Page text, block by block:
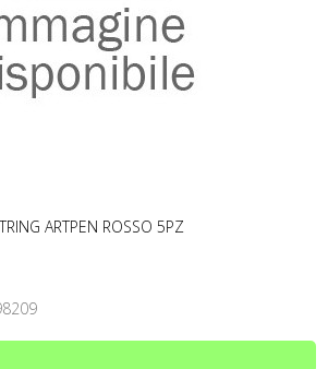
ARTPEN ROSSO 5PZ